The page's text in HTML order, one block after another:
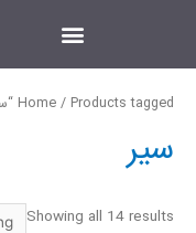
Home / Products tagged “سیر”
سیر
Showing all 14 results